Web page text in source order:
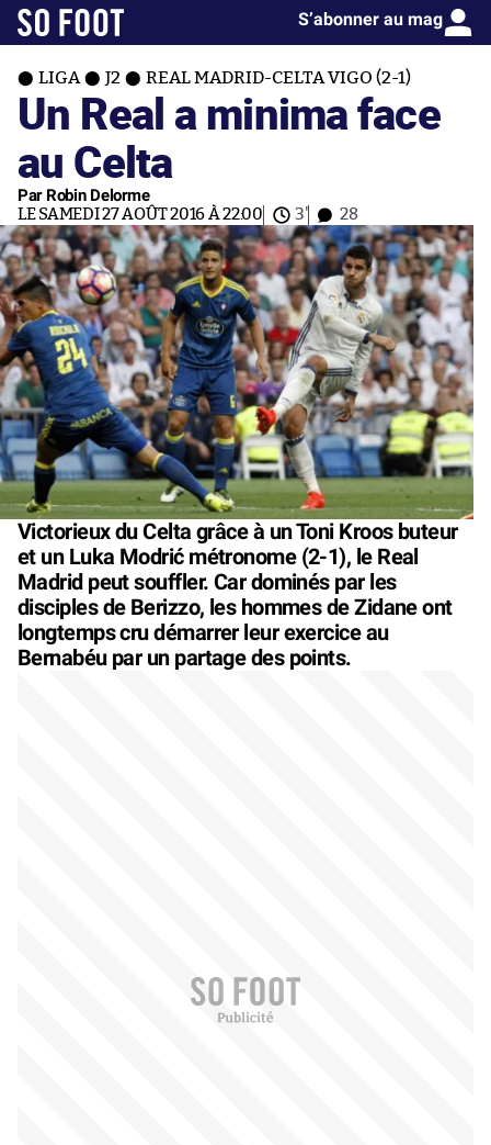
S’abonner au mag
LIGA J2 REAL MADRID-CELTA VIGO (2-1)
Un Real a minima face
au Celta
Par Robin Delorme
LE SAMEDI 27 AOÛT 2016 À 22:00 3' 28
Victorieux du Celta grâce à un Toni Kroos buteur
et un Luka Modrić métronome (2-1), le Real
Madrid peut souffler. Car dominés par les
disciples de Berizzo, les hommes de Zidane ont
longtemps cru démarrer leur exercice au
Bernabéu par un partage des points.